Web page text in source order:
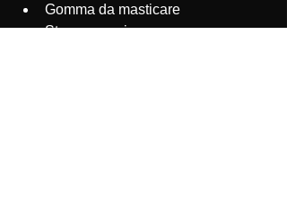
Gomma da masticare
Stress e ansia